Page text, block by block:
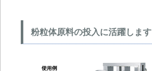
粉粒体原料の投入に活躍します